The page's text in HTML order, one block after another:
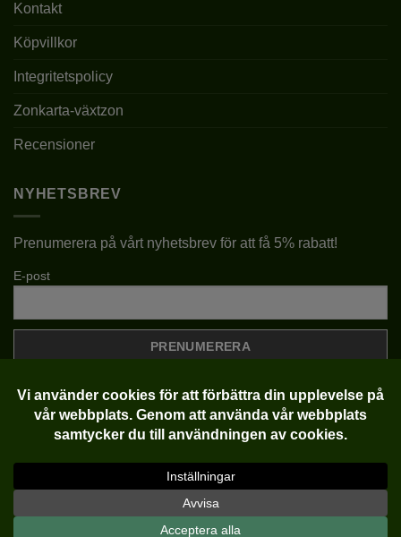
Kontakt
Köpvillkor
Integritetspolicy
Zonkarta-växtzon
Recensioner
NYHETSBREV
Prenumerera på vårt nyhetsbrev för att få 5% rabatt!
E-post
Klarna Visa MasterCard
Copyright 2022-2026 ©Plantlycka